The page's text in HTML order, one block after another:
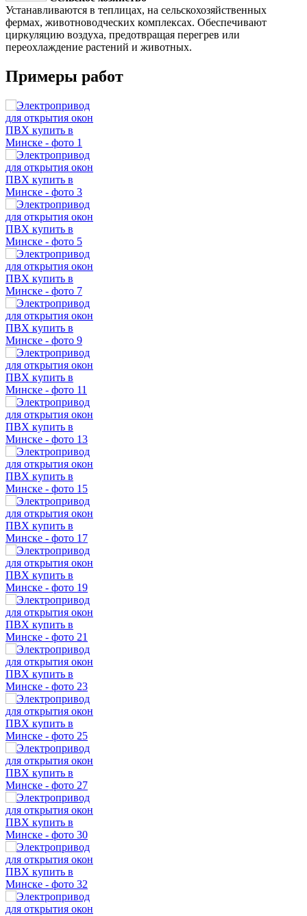
Устанавливаются в теплицах, на сельскохозяйственных
фермах, животноводческих комплексах. Обеспечивают
циркуляцию воздуха, предотвращая перегрев или
переохлаждение растений и животных.
Примеры работ